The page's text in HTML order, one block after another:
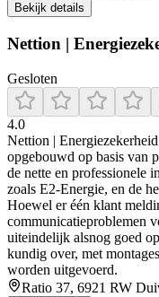
Bekijk details
Nettion |
Gesloten
4.0
Nettion |
opgebouwd op basis van
de nette en professionele
zoals E2‑Energie, en de
Hoewel er één klant
communicatieproblemen
uiteindelijk alsnog goed
kundig over, met
worden uitgevoerd.
Ratio 37, 6921 RW